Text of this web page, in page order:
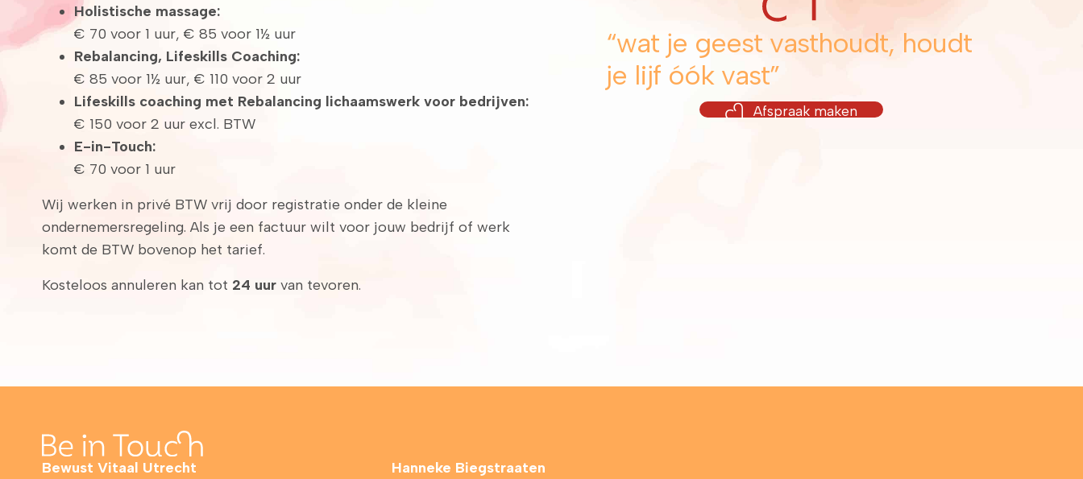
Holistische massage:
€ 70 voor 1 uur, € 85 voor 1½ uur
Rebalancing, Lifeskills Coaching:
€ 85 voor 1½ uur, € 110 voor 2 uur
Lifeskills coaching met Rebalancing lichaamswerk voor bedrijven:
€ 150 voor 2 uur excl. BTW
E-in-Touch:
€ 70 voor 1 uur
Wij werken in privé BTW vrij door registratie onder de kleine
ondernemersregeling. Als je een factuur wilt voor jouw bedrijf of werk
komt de BTW bovenop het tarief.
Kosteloos annuleren kan tot 24 uur van tevoren.
“wat je geest vasthoudt, houdt
je lijf óók vast”
Afspraak maken
Bewust Vitaal Utrecht Hanneke Biegstraaten